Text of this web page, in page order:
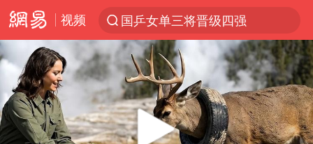
视频
国乒女单三将晋级四强
光影经济撬动暑期消费新蓝海
马克·艾伦退出斯诺克中国公开赛
微信又有新功能，你可以“撤回”你的撤回了！
新疆优化调整景区内自驾服务费